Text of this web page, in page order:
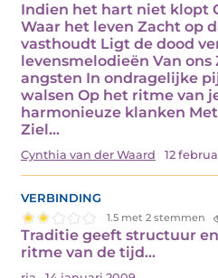
Indien het hart niet klopt
Waar het leven Zacht op
vasthoudt Ligt de dood
levensmelodieën Van
angsten In ondragelijke
walsen Op het ritme van
harmonieuze klanken
Ziel…
Cynthia van der Waard 12
verbinding
1.5 met 2 stemmen
Traditie geeft structuur
ritme van de tijd…